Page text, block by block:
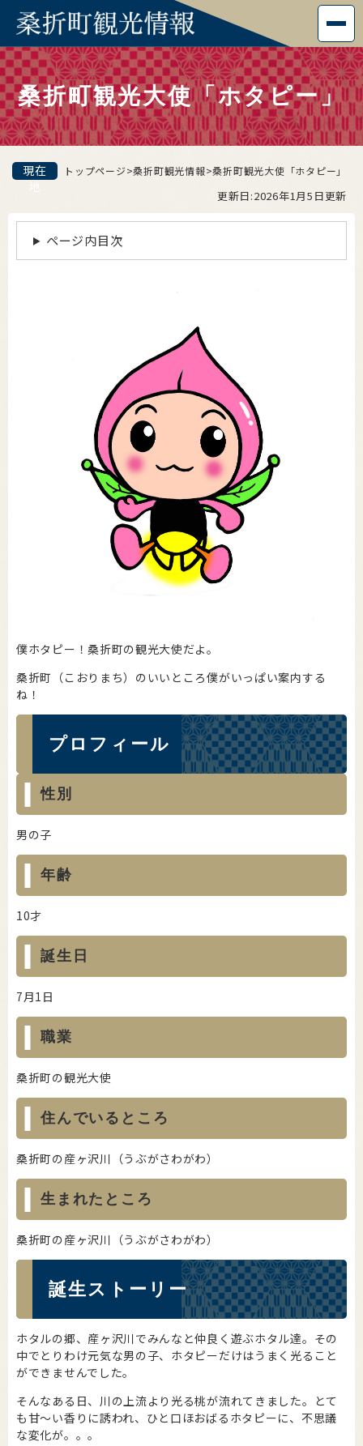
ジ
の
先
頭
で
す
。
メニューを飛ばして本文へ
本
文
桑折町観光大使「ホタピー」
現在
トップページ>桑折町観光情報>桑折町観光大使「ホタピー」
更新日:2026年1月5日更新
ページ内目次
僕ホタピー！桑折町の観光大使だよ。
桑折町（こおりまち）のいいところ僕がいっぱい案内する
ね！
プロフィール
性別
男の子
年齢
10才
誕生日
7月1日
職業
桑折町の観光大使
住んでいるところ
桑折町の産ヶ沢川（うぶがさわがわ）
生まれたところ
桑折町の産ヶ沢川（うぶがさわがわ）
誕生ストーリー
ホタルの郷、産ヶ沢川でみんなと仲良く遊ぶホタル達。その
中でとりわけ元気な男の子、ホタピーだけはうまく光ること
ができませんでした。
そんなある日、川の上流より光る桃が流れてきました。とて
も甘～い香りに誘われ、ひと口ほおばるホタピーに、不思議
な変化が。。。